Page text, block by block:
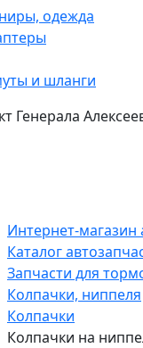
одежда
и шланги
Генерала
Интернет-магазин
Каталог
Запчасти для
Колпачки, ниппеля
Колпачки
Колпачки на